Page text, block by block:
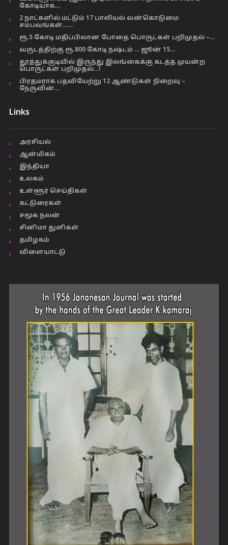
கோடியாக…
2 நாட்களில் மட்டும் 17 பாலியல் வன்கொடுமை
சம்பவங்கள்……
ரூ.5 கோடி மதிப்பிலான போதை பொருட்கள் பறிமுதல் –…
வருடத்திற்கு ரூ.800 கோடி நஷ்டம் … ஜூன் 15…
தூத்துக்குடியில் இருந்து இலங்கைக்கு கடத்த முயன்ற
பொருட்கள் பறிமுதல்…!
பிரதமராக பதவியேற்று 12 ஆண்டுகள் நிறைவு –
நேருவின்…
Links
அரசியல்
ஆன்மிகம்
இந்தியா
உலகம்
உள்ளூர் செய்திகள்
கட்டுரைகள்
சமூக நலன்
சினிமா துளிகள்
தமிழகம்
விளையாட்டு